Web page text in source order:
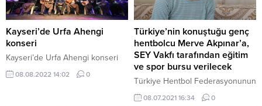
Kayseri’de Urfa Ahengi
konseri
Kayseri’de Urfa Ahengi konseri
08.08.2022 14:02 0
Türkiye’nin konuştuğu genç
hentbolcu Merve Akpınar’a,
SEY Vakfı tarafından eğitim
ve spor bursu verilecek
Türkiye Hentbol Federasyonunun
davetlisi olarak gittiği Ankara’da
08.07.2021 16:34 0